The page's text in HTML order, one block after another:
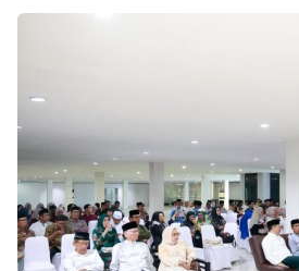
Copyright
Lensa